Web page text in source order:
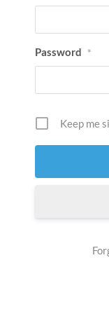
Password *
Keep me